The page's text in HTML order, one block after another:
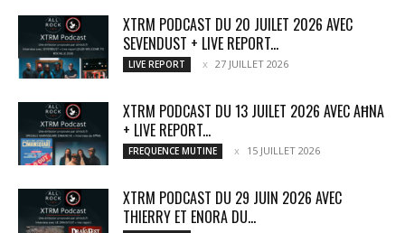
XTRM PODCAST DU 20 JUILET 2026 AVEC
SEVENDUST + LIVE REPORT...
LIVE REPORT 27 JUILLET 2026
XTRM PODCAST DU 13 JUILET 2026 AVEC AĦNA
+ LIVE REPORT...
FREQUENCE MUTINE 15 JUILLET 2026
XTRM PODCAST DU 29 JUIN 2026 AVEC
THIERRY ET ENORA DU...